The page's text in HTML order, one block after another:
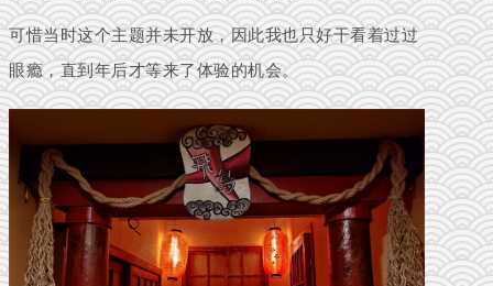
可惜当时这个主题并未开放，因此我也只好干看着过过
眼瘾，直到年后才等来了体验的机会。